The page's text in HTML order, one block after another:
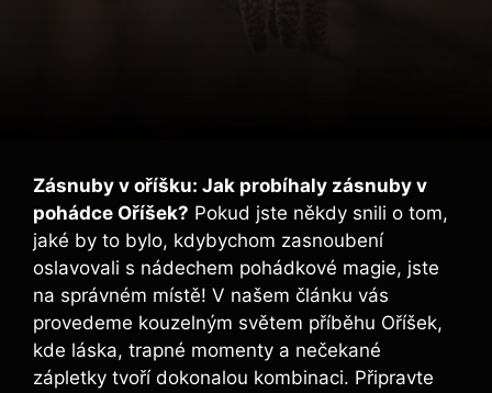
Zásnuby v oříšku: Jak probíhaly zásnuby v
pohádce Oříšek? Pokud jste někdy snili o tom,
jaké by to bylo, kdybychom zasnoubení
oslavovali s nádechem pohádkové magie, jste
na správném místě! V našem článku vás
provedeme kouzelným světem příběhu Oříšek,
kde láska, trapné momenty a nečekané
zápletky tvoří dokonalou kombinaci. Připravte